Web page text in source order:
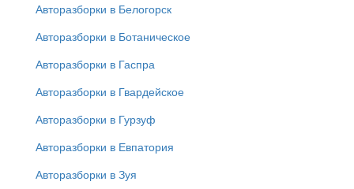
Авторазборки в Белогорск
Авторазборки в Ботаническое
Авторазборки в Гаспра
Авторазборки в Гвардейское
Авторазборки в Гурзуф
Авторазборки в Евпатория
Авторазборки в Зуя